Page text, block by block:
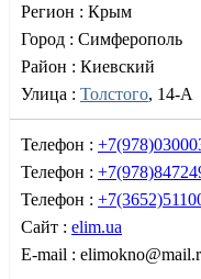
Регион : Крым
Город : Симферополь
Район : Киевский
Улица : Толстого, 14-А
Телефон :
Телефон :
Телефон :
Сайт : elim.ua
E-mail :